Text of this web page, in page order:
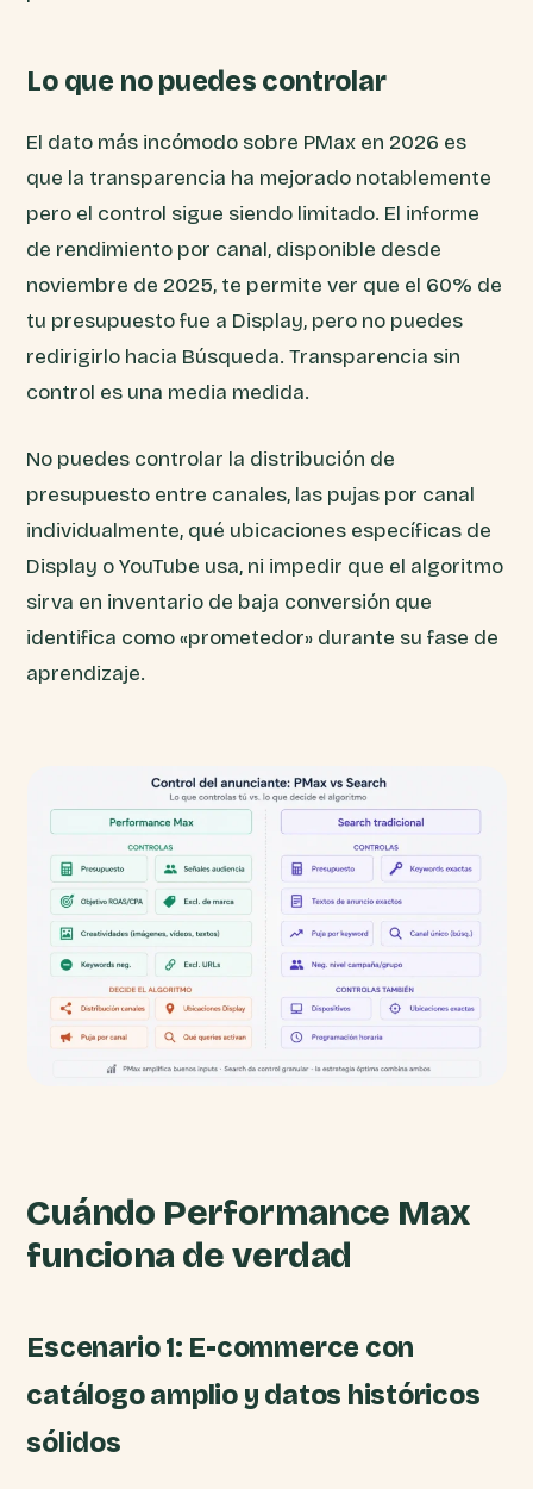
Lo que no puedes controlar
El dato más incómodo sobre PMax en 2026 es
que la transparencia ha mejorado notablemente
pero el control sigue siendo limitado. El informe
de rendimiento por canal, disponible desde
noviembre de 2025, te permite ver que el 60% de
tu presupuesto fue a Display, pero no puedes
redirigirlo hacia Búsqueda. Transparencia sin
control es una media medida.
No puedes controlar la distribución de
presupuesto entre canales, las pujas por canal
individualmente, qué ubicaciones específicas de
Display o YouTube usa, ni impedir que el algoritmo
sirva en inventario de baja conversión que
identifica como «prometedor» durante su fase de
aprendizaje.
Cuándo Performance Max
funciona de verdad
Escenario 1: E-commerce con
catálogo amplio y datos históricos
sólidos